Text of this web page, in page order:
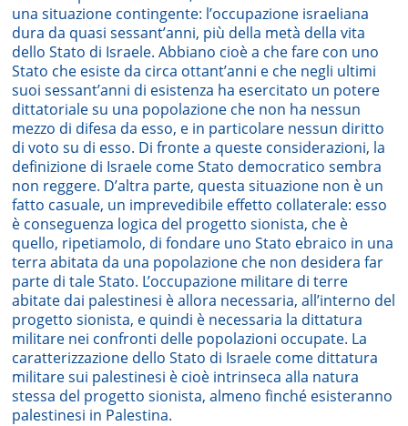
una situazione contingente: l’occupazione israeliana
dura da quasi sessant’anni, più della metà della vita
dello Stato di Israele. Abbiano cioè a che fare con uno
Stato che esiste da circa ottant’anni e che negli ultimi
suoi sessant’anni di esistenza ha esercitato un potere
dittatoriale su una popolazione che non ha nessun
mezzo di difesa da esso, e in particolare nessun diritto
di voto su di esso. Di fronte a queste considerazioni, la
definizione di Israele come Stato democratico sembra
non reggere. D’altra parte, questa situazione non è un
fatto casuale, un imprevedibile effetto collaterale: esso
è conseguenza logica del progetto sionista, che è
quello, ripetiamolo, di fondare uno Stato ebraico in una
terra abitata da una popolazione che non desidera far
parte di tale Stato. L’occupazione militare di terre
abitate dai palestinesi è allora necessaria, all’interno del
progetto sionista, e quindi è necessaria la dittatura
militare nei confronti delle popolazioni occupate. La
caratterizzazione dello Stato di Israele come dittatura
militare sui palestinesi è cioè intrinseca alla natura
stessa del progetto sionista, almeno finché esisteranno
palestinesi in Palestina.